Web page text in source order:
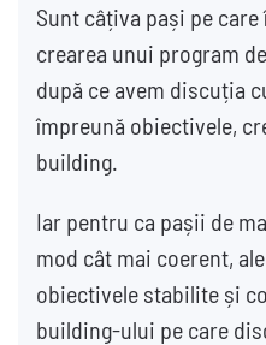
Sunt câțiva pași pe
crearea unui program
după ce avem discuția
împreună obiectivele,
building.
Iar pentru ca pașii de
mod cât mai coerent,
obiectivele stabilite și
building-ului pe care